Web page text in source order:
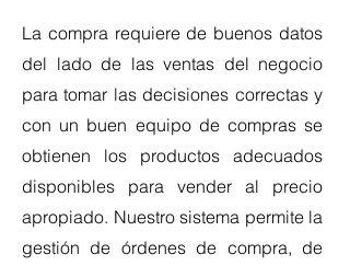
La compra requiere de buenos datos
del lado de las ventas del negocio
para tomar las decisiones correctas y
con un buen equipo de compras se
obtienen los productos adecuados
disponibles para vender al precio
apropiado. Nuestro sistema permite la
gestión de órdenes de compra, de